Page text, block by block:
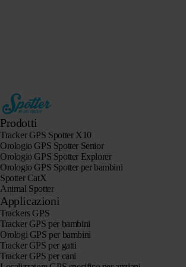
Prodotti
Tracker GPS Spotter X10
Orologio GPS Spotter Senior
Orologio GPS Spotter Explorer
Orologio GPS Spotter per bambini
Spotter CatX
Animal Spotter
Applicazioni
Trackers GPS
Tracker GPS per bambini
Orologi GPS per bambini
Tracker GPS per gatti
Tracker GPS per cani